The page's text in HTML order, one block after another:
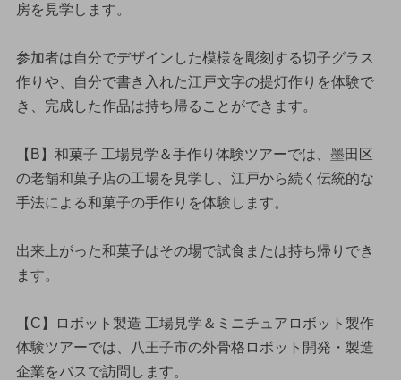
房を見学します。
参加者は自分でデザインした模様を彫刻する切子グラス
作りや、自分で書き入れた江戸文字の提灯作りを体験で
き、完成した作品は持ち帰ることができます。
【B】和菓子 工場見学＆手作り体験ツアーでは、墨田区
の老舗和菓子店の工場を見学し、江戸から続く伝統的な
手法による和菓子の手作りを体験します。
出来上がった和菓子はその場で試食または持ち帰りでき
ます。
【C】ロボット製造 工場見学＆ミニチュアロボット製作
体験ツアーでは、八王子市の外骨格ロボット開発・製造
企業をバスで訪問します。